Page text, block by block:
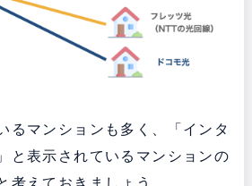
るマンションも多く、「インタ
と表示されているマンションの
考えておきましょう。